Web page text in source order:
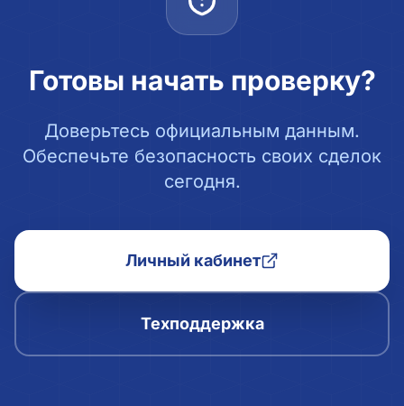
Готовы начать проверку?
Доверьтесь официальным данным.
Обеспечьте безопасность своих сделок
сегодня.
Личный кабинет
Техподдержка